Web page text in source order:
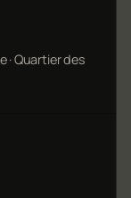
· Quartier des